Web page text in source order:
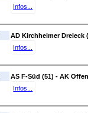
Infos...
AD Kirchheimer Dreieck
Infos...
AS F-Süd (51) - AK
Infos...